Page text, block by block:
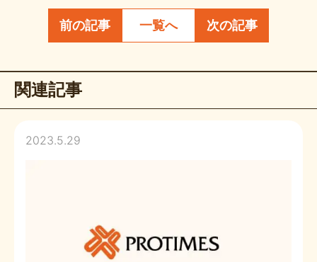
前の記事 一覧へ 次の記事
関連記事
2023.5.29